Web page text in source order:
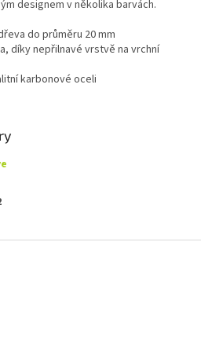
designem v několika barvách.
do průměru 20 mm
díky nepřilnavé vrstvě na vrchní
karbonové oceli